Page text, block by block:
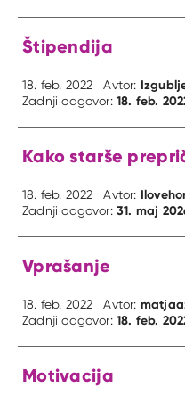
Štipendija
18. feb. 2022 Avtor:
Zadnji odgovor:18. feb.
Kako starše
18. feb. 2022 Avtor:
Zadnji odgovor:31. maj
Vprašanje
18. feb. 2022 Avtor:
Zadnji odgovor:18. feb.
Motivacija